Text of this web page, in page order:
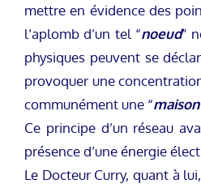
mettre en évidence des
l’aplomb d’un tel “noeud”
physiques peuvent se
provoquer une
communément une “
Ce principe d’un réseau
présence d’une énergie
Le Docteur Curry, quant à